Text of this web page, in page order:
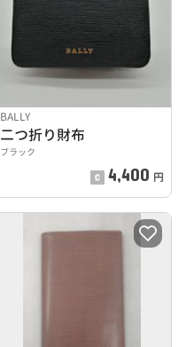
BALLY
二つ折り財布
ブラック
4,400 円